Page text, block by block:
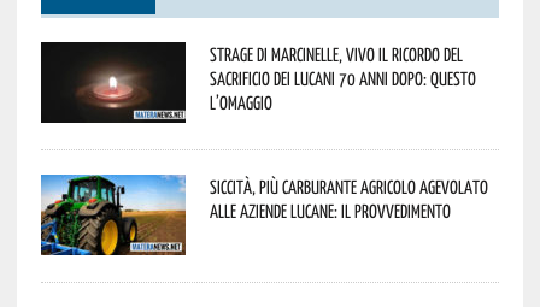
Strage di Marcinelle, vivo il ricordo del
sacrificio dei lucani 70 anni dopo: questo
l’omaggio
Siccità, più carburante agricolo agevolato
alle aziende lucane: il provvedimento